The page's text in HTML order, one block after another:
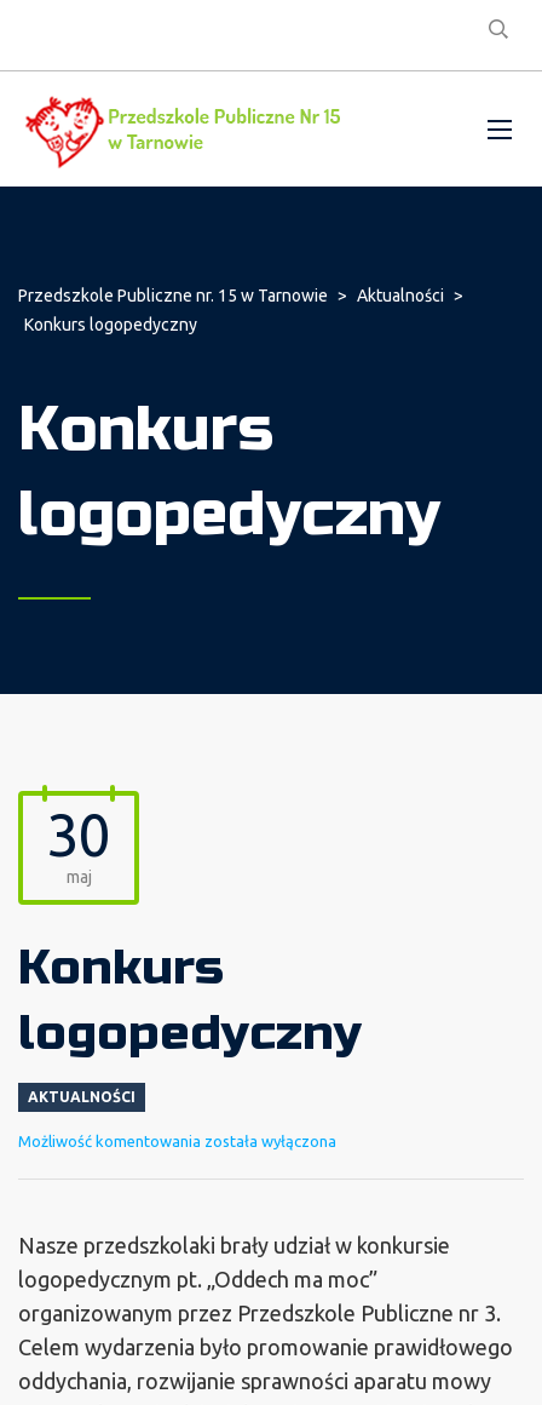
Przedszkole Publiczne nr. 15 w Tarnowie > Aktualności >
Konkurs logopedyczny
Konkurs
logopedyczny
30
maj
Konkurs
logopedyczny
AKTUALNOŚCI
Możliwość komentowania Konkurs
została wyłączona
Nasze przedszkolaki brały udział w konkursie
logopedycznym pt. „Oddech ma moc”
organizowanym przez Przedszkole Publiczne nr 3.
Celem wydarzenia było promowanie prawidłowego
oddychania, rozwijanie sprawności aparatu mowy